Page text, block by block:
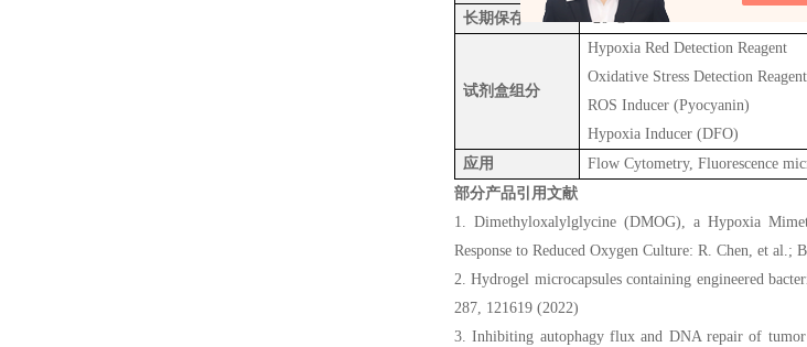
长期保存
-20°C
试剂盒组分
Hypoxia Red Detection Reagent
Oxidative Stress Detection
ROS Inducer (Pyocyanin)
Hypoxia Inducer (DFO)
应用
Flow Cytometry, Fluorescence
部分产品引用文献
1. Dimethyloxalylglycine (DMOG), a Hypoxia
Response to Reduced Oxygen Culture: R. Chen, et al.;
2. Hydrogel microcapsules containing engineered
287, 121619 (2022)
3. Inhibiting autophagy flux and DNA repair of